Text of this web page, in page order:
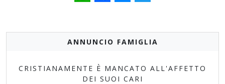
ANNUNCIO FAMIGLIA
CRISTIANAMENTE È MANCATO ALL'AFFETTO
DEI SUOI CARI